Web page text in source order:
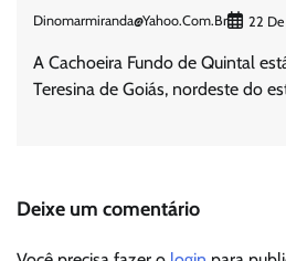
Dinomarmiranda@yahoo.com.br 22
A Cachoeira Fundo de Quintal
Teresina de Goiás, nordeste do
Deixe um comentário